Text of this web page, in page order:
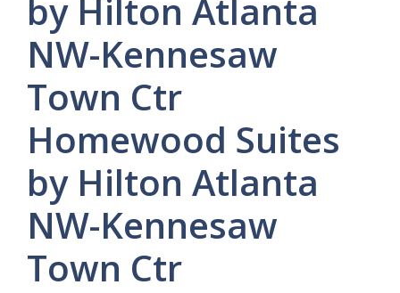
by Hilton Atlanta
NW-Kennesaw
Town Ctr
Homewood Suites
by Hilton Atlanta
NW-Kennesaw
Town Ctr